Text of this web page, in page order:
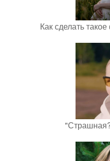
Как сделать